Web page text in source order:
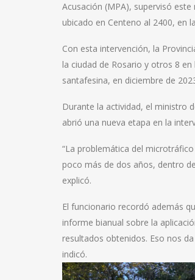
Acusación (MPA), supervisó
ubicado en Centeno al 2400, en
Con esta intervención, la
la ciudad de Rosario y otros 8
santafesina, en diciembre de
Durante la actividad, el ministro
abrió una nueva etapa en la
“La problemática del
poco más de dos años, dentro
explicó.
El funcionario recordó además
informe bianual sobre la
resultados obtenidos. Eso nos
indicó.